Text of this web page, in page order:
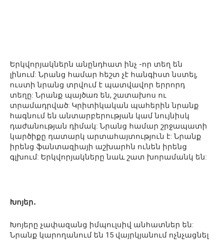
Երկվորյակներն անընդհատ ինչ -որ տեղ են
լինում: Նրանց համար հեշտ չէ հանգիստ նստել,
ուստի նրանց տրվում է պատվավոր երրորդ
տեղը: Նրանք պայծառ են, շատախոս ու
տրամադրված: Կրիտիկական պահերին նրանք
հագնում են անտարբերության կամ նույնիսկ
դաժանության դիմակ: Նրանց համար շրջապատի
կարծիքը դատարկ արտահայտություն է: Նրանք
իրենց ֆանտազիայի աշխարհն ունեն իրենց
գլխում: Երկվորյակները նաև շատ խորամանկ են:
Խոյեր․
Խոյերը չափազանց իմպուլսիվ անհատներ են:
Նրանք կարողանում են 15 վայրկյանում ոչնչացնել